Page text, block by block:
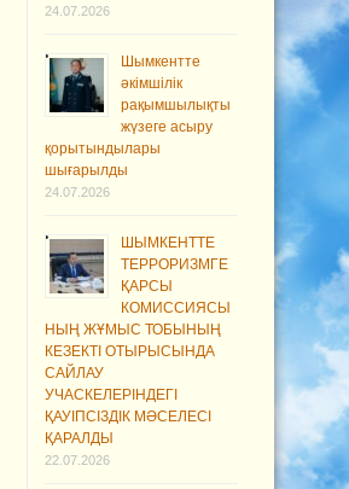
24.07.2026
Шымкентте
әкімшілік
рақымшылықты
жүзеге асыру
қорытындылары
шығарылды
24.07.2026
ШЫМКЕНТТЕ
ТЕРРОРИЗМГЕ
ҚАРСЫ
КОМИССИЯСЫ
НЫҢ ЖҰМЫС ТОБЫНЫҢ
КЕЗЕКТІ ОТЫРЫСЫНДА
САЙЛАУ
УЧАСКЕЛЕРІНДЕГІ
ҚАУІПСІЗДІК МӘСЕЛЕСІ
ҚАРАЛДЫ
22.07.2026